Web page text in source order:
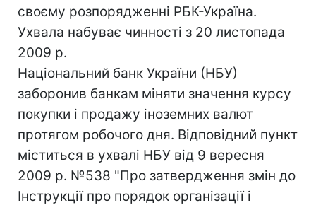
своєму розпорядженні РБК-Україна.
Ухвала набуває чинності з 20 листопада
2009 р.
Національний банк України (НБУ)
заборонив банкам міняти значення курсу
покупки і продажу іноземних валют
протягом робочого дня. Відповідний пункт
міститься в ухвалі НБУ від 9 вересня
2009 р. №538 "Про затвердження змін до
Інструкції про порядок організації і